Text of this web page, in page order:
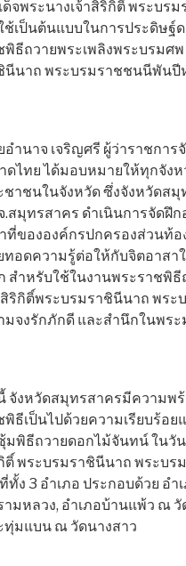
ด็จพระนางเจ้าสิริกิติ์ พระบ
ช้เป็นต้นแบบในการประดิษฐ์
พิธีถวายพระเพลิงพระบรมศ
นีนาถ พระบรมราชชนนีพันปี
อำนาจ เจริญศรี ผู้ว่าราชกา
ดไทย ได้มอบหมายให้ทุกจัง
ชาชนในจังหวัด ซึ่งจังหวัดส
.สมุทรสาคร ดำเนินการจัดฝึ
ที่ขององค์กรปกครองส่วนท้อ
ทอดความรู้ต่อให้กับจิตอาสา
สำหรับใช้ในงานพระราชพิธี
สิริกิติ์พระบรมราชินีนาถ พร
มจงรักภักดี และสำนึกในพ
จังหวัดสมุทรสาครมีความพ
พิธีเป็นไปด้วยความเรียบร้อย
มพิธีถวายดอกไม้จันทน์ ในวัน
ติ์ พระบรมราชินีนาถ พระบร
ทั้ง 3 อำเภอ ประกอบด้วย อ
ามหลวง, อำเภอบ้านแพ้ว ณ
ทุ่มแบน ณ วัดนางสาว